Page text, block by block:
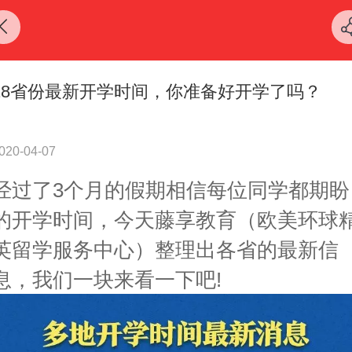
省份最新开学时间，你准备好开学了吗？
04-07
过了3个月的假期相信每位同学都期盼
开学时间，今天藤享教育（欧美环球
留学服务中心）整理出各省的最新信
，我们一块来看一下吧!